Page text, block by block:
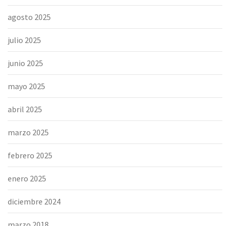
agosto 2025
julio 2025
junio 2025
mayo 2025
abril 2025
marzo 2025
febrero 2025
enero 2025
diciembre 2024